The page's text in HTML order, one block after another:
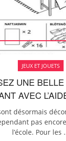
JEUX ET JOUETS
UNE
AVEC
désormais
pas
l’école. Pour les